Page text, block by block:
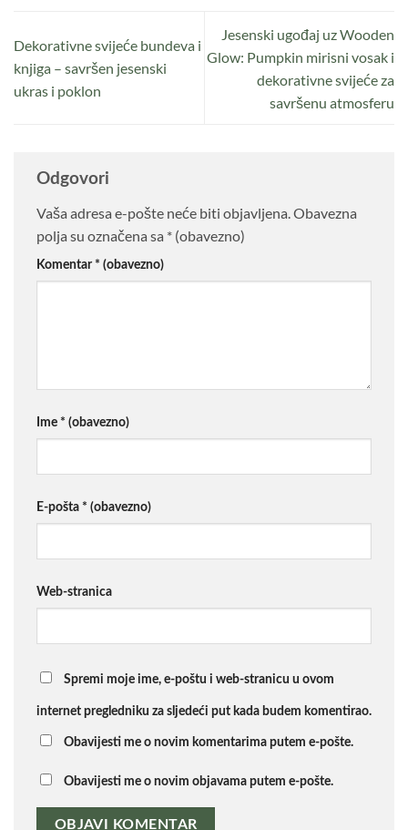
Dekorativne svijeće bundeva i
knjiga – savršen jesenski
ukras i poklon
Jesenski ugođaj uz Wooden
Glow: Pumpkin mirisni vosak i
dekorativne svijeće za
savršenu atmosferu
Odgovori
Vaša adresa e-pošte neće biti objavljena.Obavezna
polja su označena sa * (obavezno)
Komentar * (obavezno)
Ime * (obavezno)
E-pošta * (obavezno)
Web-stranica
Spremi moje ime, e-poštu i web-stranicu u ovom
internet pregledniku za sljedeći put kada budem komentirao.
Obavijesti me o novim komentarima putem e-pošte.
Obavijesti me o novim objavama putem e-pošte.